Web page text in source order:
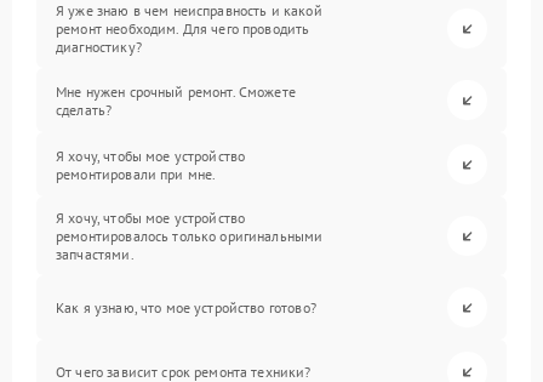
Я уже знаю в чем неисправность и какой
ремонт необходим. Для чего проводить
диагностику?
Мне нужен срочный ремонт. Сможете
сделать?
Я хочу, чтобы мое устройство
ремонтировали при мне.
Я хочу, чтобы мое устройство
ремонтировалось только оригинальными
запчастями.
Как я узнаю, что мое устройство готово?
От чего зависит срок ремонта техники?